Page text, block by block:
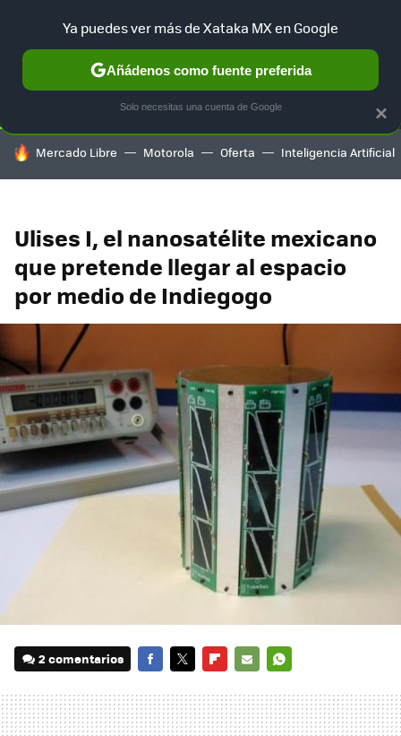
SELECCIÓN GAMING HOME AUTO TERRITORIO
HOY SE HABLA DE
Mercado Libre Motorola Oferta Inteligencia Artificial
Ulises I, el nanosatélite mexicano
que pretende llegar al espacio
por medio de Indiegogo
2 comentarios
MAIL
×
Ya puedes ver más de Xataka MX en Google
Añádenos como fuente preferida
Solo necesitas una cuenta de Google